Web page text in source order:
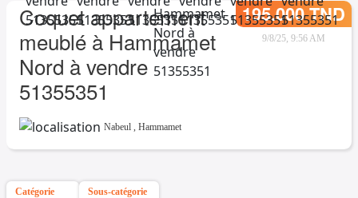
Coquet appartement
meublé à Hammamet
Nord à vendre
51355351
195.000 TND
9/8/25, 9:56 AM
Nabeul , Hammamet
Catégorie Sous-catégorie